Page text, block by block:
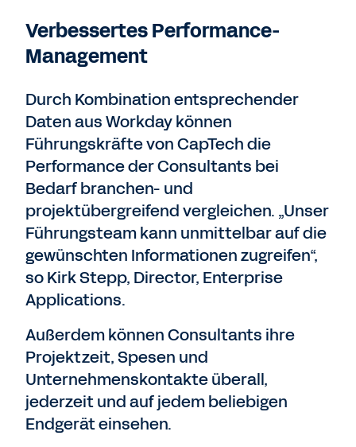
Verbessertes Performance-
Management
Durch Kombination entsprechender
Daten aus Workday können
Führungskräfte von CapTech die
Performance der Consultants bei
Bedarf branchen- und
projektübergreifend vergleichen. „Unser
Führungsteam kann unmittelbar auf die
gewünschten Informationen zugreifen“,
so Kirk Stepp, Director, Enterprise
Applications.
Außerdem können Consultants ihre
Projektzeit, Spesen und
Unternehmenskontakte überall,
jederzeit und auf jedem beliebigen
Endgerät einsehen.